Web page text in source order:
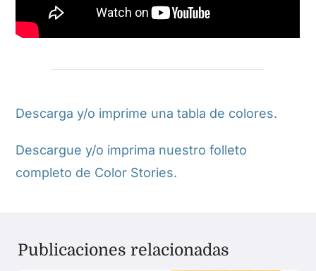
Descarga y/o imprime una tabla de colores.
Descargue y/o imprima nuestro folleto
completo de Color Stories.
Publicaciones relacionadas